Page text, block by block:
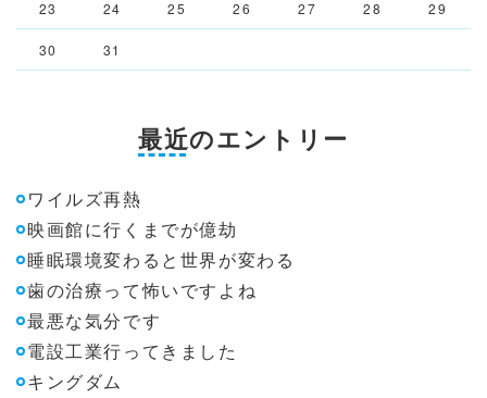
23 24 25 26 27 28 29
30 31
最近のエントリー
ワイルズ再熱
映画館に行くまでが億劫
睡眠環境変わると世界が変わる
歯の治療って怖いですよね
最悪な気分です
電設工業行ってきました
キングダム